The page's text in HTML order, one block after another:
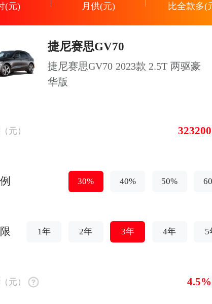
(元) 月供(元) 比全款多(
捷尼赛思GV70
捷尼赛思GV70 2023款 2.5T 两驱豪
华版
（元）
30% 40% 50%
1年 2年 3年 4年 5
（元）